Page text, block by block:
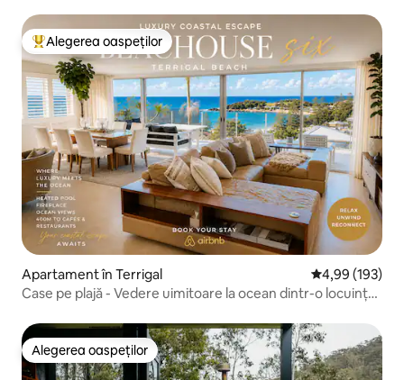
Locuință din topul categoriei Alegerea oaspeților
Alegerea oaspeților
Apartament în Terrigal Scor mediu de
4,99 (193)
Case pe plajă - Vedere uimitoare la ocean dintr-o locuință
Alegerea oaspeților
Alegerea oaspeților